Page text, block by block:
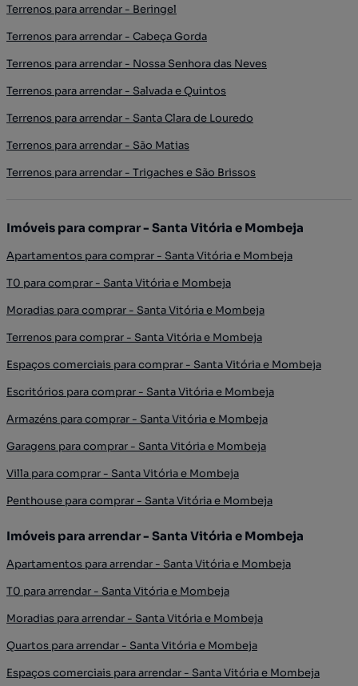
Terrenos para arrendar - Beringel
Terrenos para arrendar - Cabeça Gorda
Terrenos para arrendar - Nossa Senhora das Neves
Terrenos para arrendar - Salvada e Quintos
Terrenos para arrendar - Santa Clara de Louredo
Terrenos para arrendar - São Matias
Terrenos para arrendar - Trigaches e São Brissos
Imóveis para comprar - Santa Vitória e Mombeja
Apartamentos para comprar - Santa Vitória e Mombeja
T0 para comprar - Santa Vitória e Mombeja
Moradias para comprar - Santa Vitória e Mombeja
Terrenos para comprar - Santa Vitória e Mombeja
Espaços comerciais para comprar - Santa Vitória e Mombeja
Escritórios para comprar - Santa Vitória e Mombeja
Armazéns para comprar - Santa Vitória e Mombeja
Garagens para comprar - Santa Vitória e Mombeja
Villa para comprar - Santa Vitória e Mombeja
Penthouse para comprar - Santa Vitória e Mombeja
Imóveis para arrendar - Santa Vitória e Mombeja
Apartamentos para arrendar - Santa Vitória e Mombeja
T0 para arrendar - Santa Vitória e Mombeja
Moradias para arrendar - Santa Vitória e Mombeja
Quartos para arrendar - Santa Vitória e Mombeja
Espaços comerciais para arrendar - Santa Vitória e Mombeja